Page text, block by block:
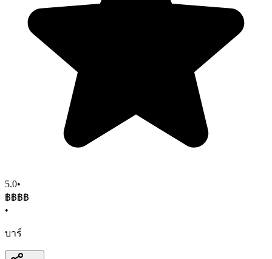
5.0•
฿฿฿฿
•
บาร์